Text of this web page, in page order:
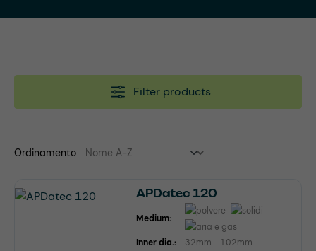
Filter products
Ordinamento
APDatec 120
Medium:
Inner dia.:
32mm - 102mm